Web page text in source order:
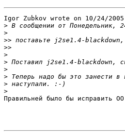
Igor Zubkov wrote on 10/24/2005
>
>
>>
>>
>
>
>
>
>
>
Правильней было бы иcправить